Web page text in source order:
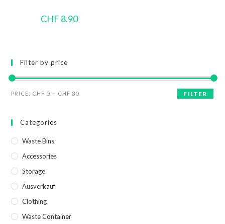
CHF 8.90
Filter by price
FILTER
PRICE: CHF 0 — CHF 30
Categories
Waste Bins
Accessories
Storage
Ausverkauf
Clothing
Waste Container